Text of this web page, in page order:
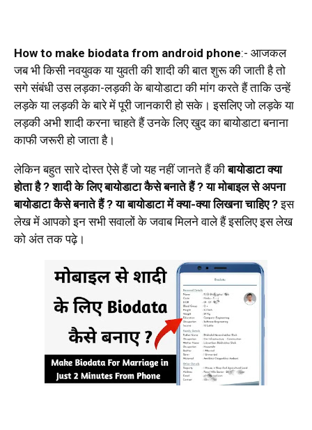
How to make biodata from android phone:- आजकल
जब भी किसी नवयुवक या युवती की शादी की बात शुरू की जाती है तो
सगे संबंधी उस लड़का-लड़की के बायोडाटा की मांग करते हैं ताकि उन्हें
लड़के या लड़की के बारे में पूरी जानकारी हो सके। इसलिए जो लड़के या
लड़की अभी शादी करना चाहते हैं उनके लिए खुद का बायोडाटा बनाना
काफी जरूरी हो जाता है।
लेकिन बहुत सारे दोस्त ऐसे हैं जो यह नहीं जानते हैं कीबायोडाटा क्या
होता है ? शादी के लिए बायोडाटा कैसे बनाते हैं ? या मोबाइल से अपना
बायोडाटा कैसे बनाते हैं ? या बायोडाटा में क्या-क्या लिखना चाहिए ?इस
लेख में आपको इन सभी सवालों के जवाब मिलने वाले हैं इसलिए इस लेख
को अंत तक पढ़े।